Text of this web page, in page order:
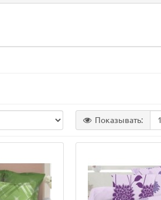
Показывать: